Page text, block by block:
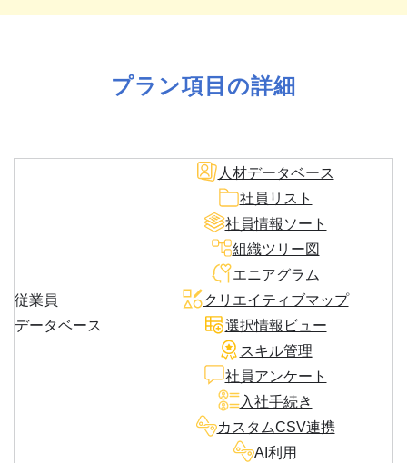
プラン項目の詳細
従業員
データベース
人材データベース
社員リスト
社員情報ソート
組織ツリー図
エニアグラム
クリエイティブマップ
選択情報ビュー
スキル管理
社員アンケート
入社手続き
カスタムCSV連携
AI利用